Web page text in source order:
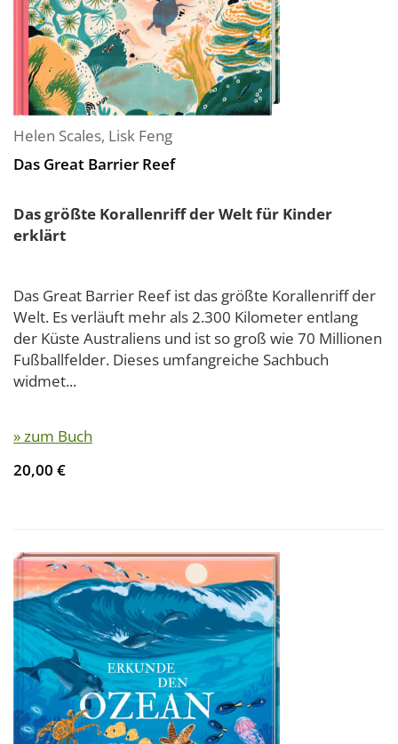
Helen Scales, Lisk Feng
Das Great Barrier Reef
Das größte Korallenriff der Welt für Kinder
erklärt
Das Great Barrier Reef ist das größte Korallenriff der
Welt. Es verläuft mehr als 2.300 Kilometer entlang
der Küste Australiens und ist so groß wie 70 Millionen
Fußballfelder. Dieses umfangreiche Sachbuch
widmet...
» zum Buch
20,00 €